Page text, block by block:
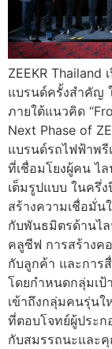
ZEEKR Thailand
แบรนด์ครั้งสำคัญ
ภายใต้แนวคิด
Next Phase of
แบรนด์รถไฟฟ้าพรี
ที่เชื่อมโยงผู้คน ไ
เต็มรูปแบบ ในครึ่
สร้างความเชื่อมั่
กับพันธมิตรด้านไ
คลูซีฟ การสร้างค
กับลูกค้า และการ
โดยกำหนดกลุ่มเป้
เข้าถึงกลุ่มคนรุ่นใ
ที่ตอบโจทย์ผู้ประ
กับสมรรถนะและ